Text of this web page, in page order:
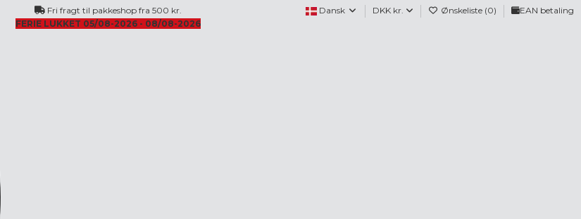
Fri fragt til pakkeshop fra 500 kr.
FERIE LUKKET 05/08-2026 - 08/08-2026
Dansk DKK kr. Ønskeliste (0) EAN betaling